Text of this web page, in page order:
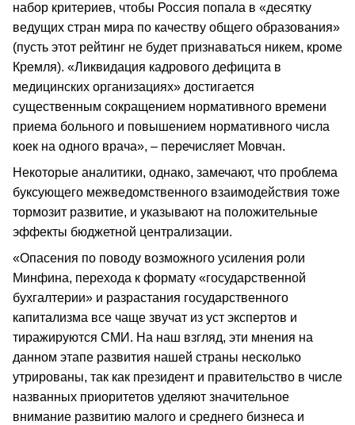
набор критериев, чтобы Россия попала в «десятку
ведущих стран мира по качеству общего образования»
(пусть этот рейтинг не будет признаваться никем, кроме
Кремля). «Ликвидация кадрового дефицита в
медицинских организациях» достигается
существенным сокращением нормативного времени
приема больного и повышением нормативного числа
коек на одного врача», – перечисляет Мовчан.
Некоторые аналитики, однако, замечают, что проблема
буксующего межведомственного взаимодействия тоже
тормозит развитие, и указывают на положительные
эффекты бюджетной централизации.
«Опасения по поводу возможного усиления роли
Минфина, перехода к формату «государственной
бухгалтерии» и разрастания государственного
капитализма все чаще звучат из уст экспертов и
тиражируются СМИ. На наш взгляд, эти мнения на
данном этапе развития нашей страны несколько
утрированы, так как президент и правительство в числе
названных приоритетов уделяют значительное
внимание развитию малого и среднего бизнеса и